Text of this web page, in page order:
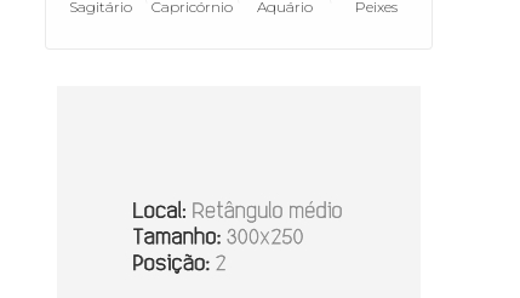
Sagitário Capricórnio Aquário Peixes